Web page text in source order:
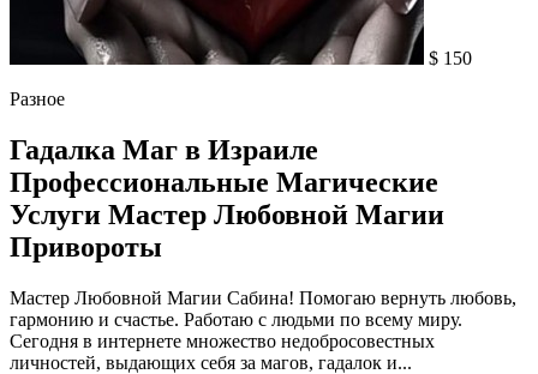
$ 150
Разное
Гадалка Маг в Израиле
Профессиональные Магические
Услуги Мастер Любовной Магии
Привороты
Мастер Любовной Магии Сабина! Помогаю вернуть любовь,
гармонию и счастье. Работаю с людьми по всему миру.
Сегодня в интернете множество недобросовестных
личностей, выдающих себя за магов, гадалок и...